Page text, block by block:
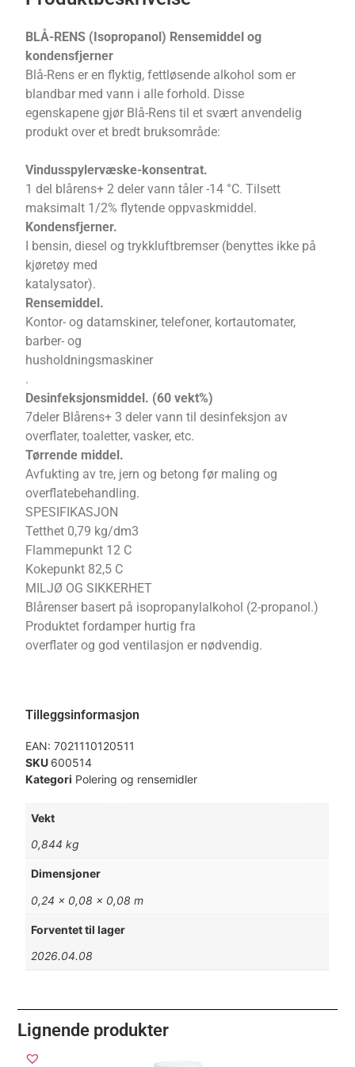
BLÅ-RENS (Isopropanol) Rensemiddel og
kondensfjerner
Blå-Rens er en flyktig, fettløsende alkohol som er
blandbar med vann i alle forhold. Disse
egenskapene gjør Blå-Rens til et svært anvendelig
produkt over et bredt bruksområde:
Vindusspylervæske-konsentrat.
1 del blårens+ 2 deler vann tåler -14 °C. Tilsett
maksimalt 1/2% flytende oppvaskmiddel.
Kondensfjerner.
I bensin, diesel og trykkluftbremser (benyttes ikke på
kjøretøy med
katalysator).
Rensemiddel.
Kontor- og datamskiner, telefoner, kortautomater,
barber- og
husholdningsmaskiner
.
Desinfeksjonsmiddel. (60 vekt%)
7deler Blårens+ 3 deler vann til desinfeksjon av
overflater, toaletter, vasker, etc.
Tørrende middel.
Avfukting av tre, jern og betong før maling og
overflatebehandling.
SPESIFIKASJON
Tetthet 0,79 kg/dm3
Flammepunkt 12 C
Kokepunkt 82,5 C
MILJØ OG SIKKERHET
Blårenser basert på isopropanylalkohol (2-propanol.)
Produktet fordamper hurtig fra
overflater og god ventilasjon er nødvendig.
Tilleggsinformasjon
EAN:7021110120511
SKU 600514
Kategori Polering og rensemidler
Vekt
0,844 kg
Dimensjoner
0,24 × 0,08 × 0,08 m
Forventet til lager
2026.04.08
Lignende produkter